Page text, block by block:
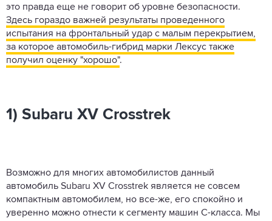
это правда еще не говорит об уровне безопасности.
Здесь гораздо важней результаты проведенного
испытания на фронтальный удар с малым перекрытием,
за которое автомобиль-гибрид марки Лексус также
получил оценку "хорошо".
1) Subaru XV Crosstrek
Возможно для многих автомобилистов данный
автомобиль Subaru XV Crosstrek является не совсем
компактным автомобилем, но все-же, его спокойно и
уверенно можно отнести к сегменту машин С-класса. Мы